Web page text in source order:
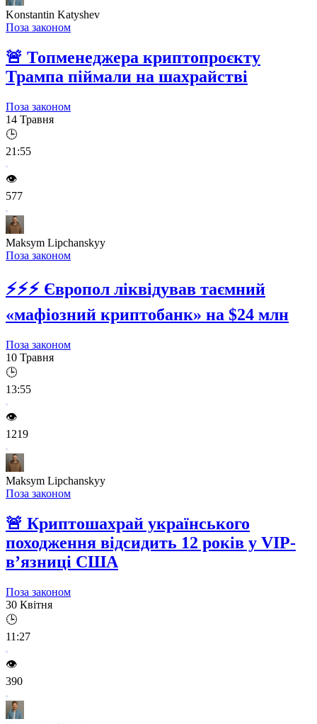
Konstantin Katyshev
Поза законом
🚨 Топменеджера криптопроєкту
Трампа піймали на шахрайстві
Поза законом
14 Травня
🕒
21:55
👁️
577
Maksym Lipchanskyy
Поза законом
⚡⚡⚡ Європол ліквідував таємний
«мафіозний криптобанк» на $24 млн
Поза законом
10 Травня
🕒
13:55
👁️
1219
Maksym Lipchanskyy
Поза законом
🚨 Криптошахрай українського
походження відсидить 12 років у VIP-
в’язниці США
Поза законом
30 Квітня
🕒
11:27
👁️
390